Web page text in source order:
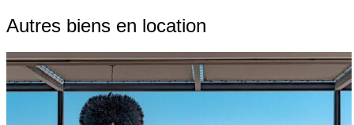
Autres biens en location